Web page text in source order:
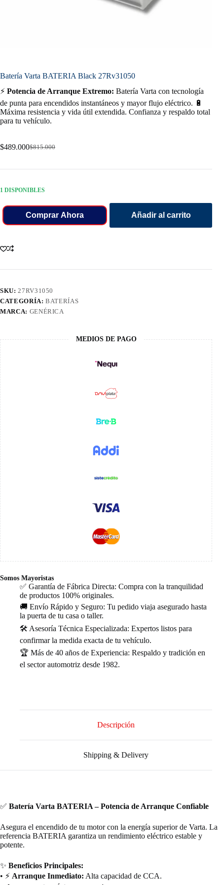
Batería Varta BATERIA Black 27Rv31050
⚡ Potencia de Arranque Extremo: Batería Varta con tecnología
de punta para encendidos instantáneos y mayor flujo eléctrico. 🔋
Máxima resistencia y vida útil extendida. Confianza y respaldo total
para tu vehículo.
$815.000
Original
was:
$489.000Current
is:
1 DISPONIBLES
Comprar Ahora Añadir al carrito
SKU:27RV31050
CATEGORÍA:BATERÍAS
MARCA: GENÉRICA
MEDIOS DE PAGO
Somos Mayoristas
✅ Garantía de Fábrica Directa: Compra con la tranquilidad
de productos 100% originales.
🚚 Envío Rápido y Seguro: Tu pedido viaja asegurado hasta
la puerta de tu casa o taller.
🛠️ Asesoría Técnica Especializada: Expertos listos para
confirmar la medida exacta de tu vehículo.
🏆 Más de 40 años de Experiencia: Respaldo y tradición en
el sector automotriz desde 1982.
Descripción
Shipping & Delivery
✅ Batería Varta BATERIA – Potencia de Arranque Confiable
Asegura el encendido de tu motor con la energía superior de Varta. La
referencia BATERIA garantiza un rendimiento eléctrico estable y
potente.
✨ Beneficios Principales:
• ⚡ Arranque Inmediato: Alta capacidad de CCA.